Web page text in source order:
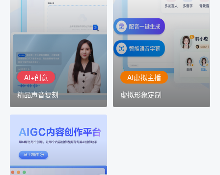
AI+创意
精品声音复刻
精品声音复刻
AI+创意：AIGC 能力集中
展示窗口，体验 AIGC 给
生活和生产带来的改变
AI虚拟主播
虚拟形象定制
讯飞智作：让每一个内容
创作者高效生产灵活定制
AIGC平台
用AI孵化每个创意